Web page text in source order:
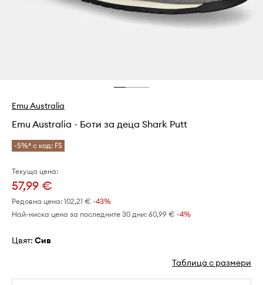
Emu Australia
Emu Australia - Боти за деца Shark Putt
-5%* с код: FS
Текуща цена:
57,99 €
Редовна цена: 102,21 € -43%
Най-ниска цена за последните 30 дни: 60,99 € -4%
Цвят: сив
Таблица с размери